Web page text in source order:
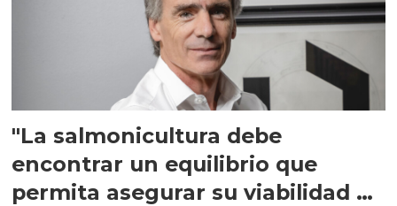
"La salmonicultura debe
encontrar un equilibrio que
permita asegurar su viabilidad de